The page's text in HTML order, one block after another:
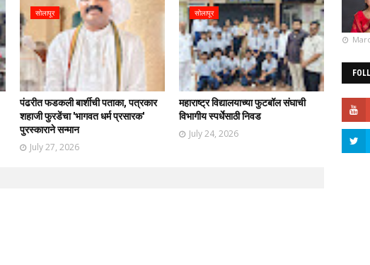
सोलापूर
पंढरीत फडकली बार्शीची पताका, पत्रकार
शहाजी फुरडेंचा 'भागवत धर्म प्रसारक'
पुरस्काराने सन्मान
July 27, 2026
सोलापूर
महाराष्ट्र विद्यालयाच्या फुटबॉल संघाची
विभागीय स्पर्धेसाठी निवड
July 24, 2026